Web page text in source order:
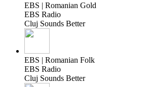
EBS | Romanian Gold
EBS Radio
Cluj Sounds Better
EBS | Romanian Folk
EBS Radio
Cluj Sounds Better